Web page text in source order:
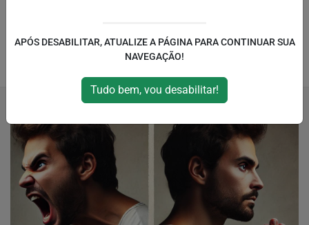
18/12/2024 00:29 18/12/2024 00:39
APÓS DESABILITAR, ATUALIZE A PÁGINA PARA CONTINUAR SUA
NAVEGAÇÃO!
Tudo bem, vou desabilitar!